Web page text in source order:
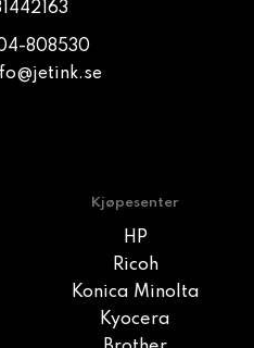
808530
Kjøpesenter
HP
Ricoh
Konica Minolta
Kyocera